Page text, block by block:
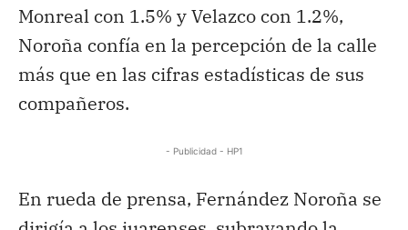
Monreal con 1.5% y Velazco con 1.2%,
Noroña confía en la percepción de la calle
más que en las cifras estadísticas de sus
compañeros.
- Publicidad - HP1
En rueda de prensa, Fernández Noroña se